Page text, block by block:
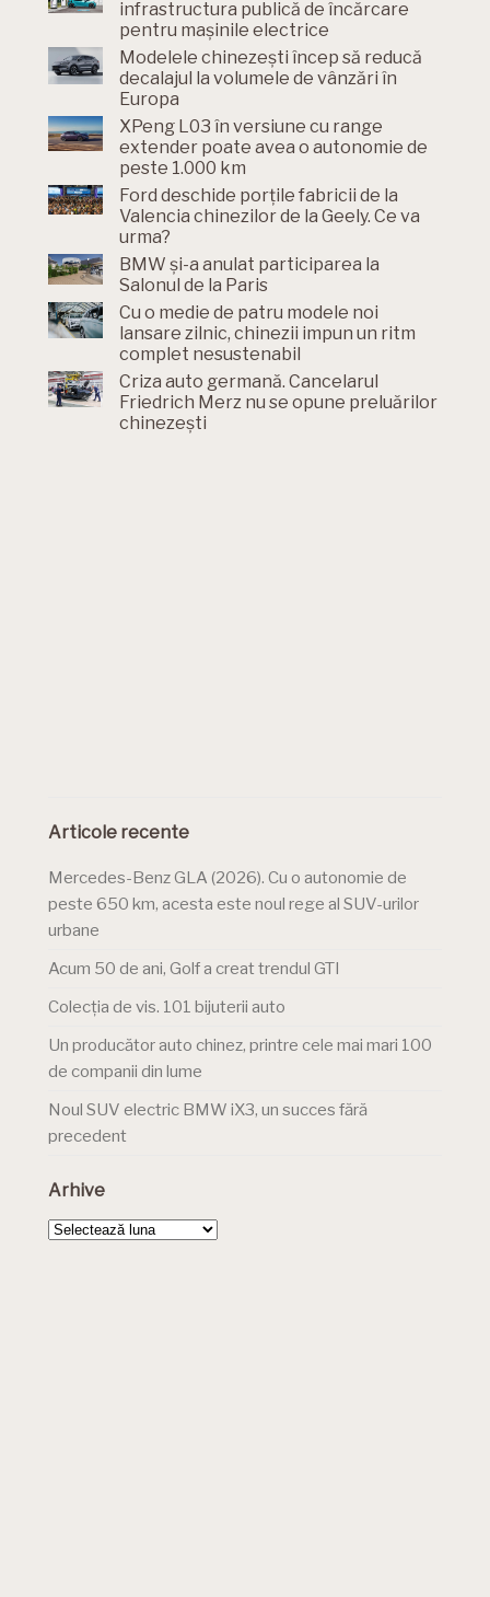
infrastructura publică de încărcare
pentru mașinile electrice
Modelele chinezești încep să reducă
decalajul la volumele de vânzări în
Europa
XPeng L03 în versiune cu range
extender poate avea o autonomie de
peste 1.000 km
Ford deschide porțile fabricii de la
Valencia chinezilor de la Geely. Ce va
urma?
BMW și-a anulat participarea la
Salonul de la Paris
Cu o medie de patru modele noi
lansare zilnic, chinezii impun un ritm
complet nesustenabil
Criza auto germană. Cancelarul
Friedrich Merz nu se opune preluărilor
chinezești
Articole recente
Mercedes-Benz GLA (2026). Cu o autonomie de
peste 650 km, acesta este noul rege al SUV-urilor
urbane
Acum 50 de ani, Golf a creat trendul GTI
Colecția de vis. 101 bijuterii auto
Un producător auto chinez, printre cele mai mari 100
de companii din lume
Noul SUV electric BMW iX3, un succes fără
precedent
Arhive
Arhive